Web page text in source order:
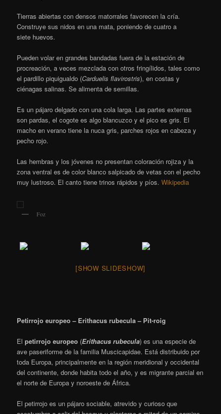
Tierras abiertas con densos matorrales favorecen la cría.
Construye sus nidos en una mata, poniendo de cuatro a
siete huevos.
Pueden volar en grandes bandadas fuera de la estación de
procreación, a veces mezclada con otros fringílidos, tales como
el pardillo piquigualdo (Carduelis flavirostris), en costas y
ciénagas salinas. Se alimenta de semillas.
Es un pájaro delgado con una cola larga. Las partes externas
son pardas, el cogote es algo blancuzco y el pico es gris. El
macho en verano tiene la nuca gris, parches rojos en cabeza y
pecho rojo.
Las hembras y los jóvenes no presentan coloración rojiza y la
zona ventral es de color blanco salpicado de vetas con el pecho
muy lustroso. El canto tiene trinos rápidos y píos.Wikipedia
Foz
[SHOW SLIDESHOW]
Petirrojo europeo – Erithacus rubecula – Pit-roig
Elpetirrojo europeo (Erithacus rubecula) es una especie de
ave paseriforme de la familia Muscicapidae. Está distribuido por
toda Europa, principalmente en la región meridional y occidental
del continente, donde habita todo el año, y es migrante parcial en
el norte de Europa y noroeste de África.
El petirrojo es un pájaro sociable, atrevido y curioso que